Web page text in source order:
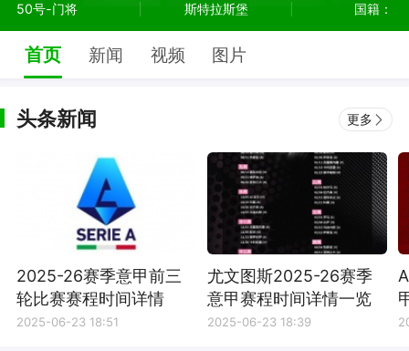
50号-门将
斯特拉斯堡 国籍：
首页 新闻 视频 图片
头条新闻 更多
2025-26赛季意甲前三
轮比赛赛程时间详情
2025-06-23 18:51
尤文图斯2025-26赛季
意甲赛程时间详情一览
2025-06-23 18:39